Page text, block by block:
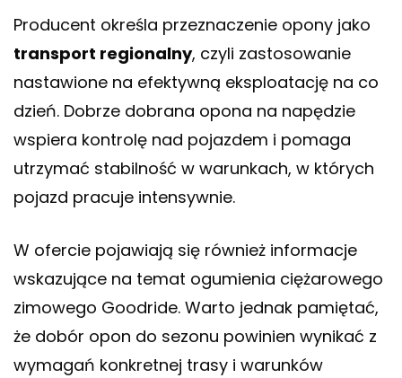
Producent określa przeznaczenie opony jako
transport regionalny, czyli zastosowanie
nastawione na efektywną eksploatację na co
dzień. Dobrze dobrana opona na napędzie
wspiera kontrolę nad pojazdem i pomaga
utrzymać stabilność w warunkach, w których
pojazd pracuje intensywnie.
W ofercie pojawiają się również informacje
wskazujące na temat ogumienia ciężarowego
zimowego Goodride. Warto jednak pamiętać,
że dobór opon do sezonu powinien wynikać z
wymagań konkretnej trasy i warunków